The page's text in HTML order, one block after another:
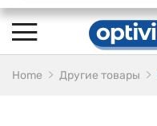
Products
search
Home Другие товары